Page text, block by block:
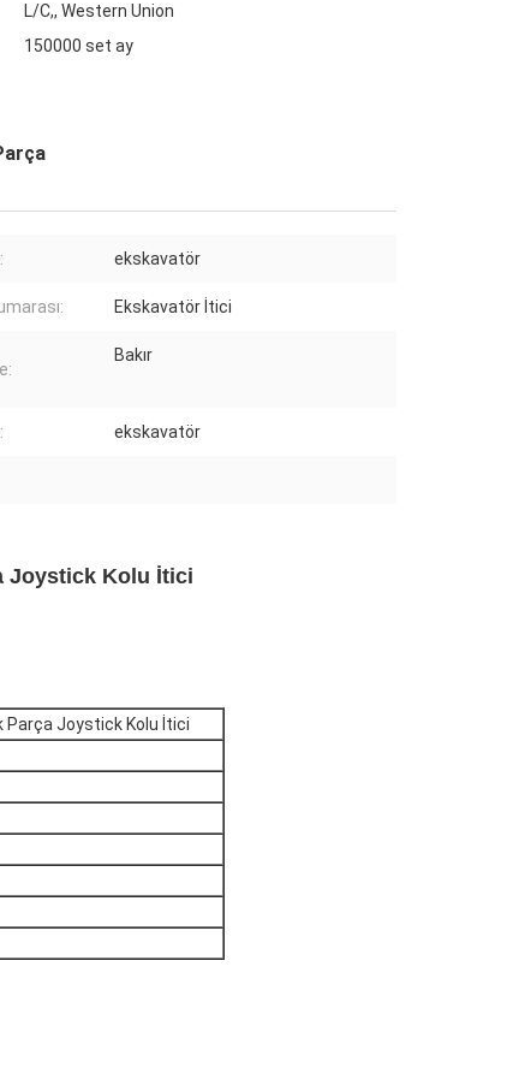
L/C,, Western Union
150000 set ay
ekskavatör
Ekskavatör İtici
Bakır
ekskavatör
Joystick Kolu İtici
Parça Joystick Kolu İtici